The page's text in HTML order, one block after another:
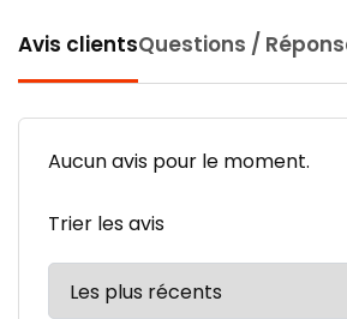
Avis clientsQuestions /
Aucun avis pour le moment.
Trier les avis